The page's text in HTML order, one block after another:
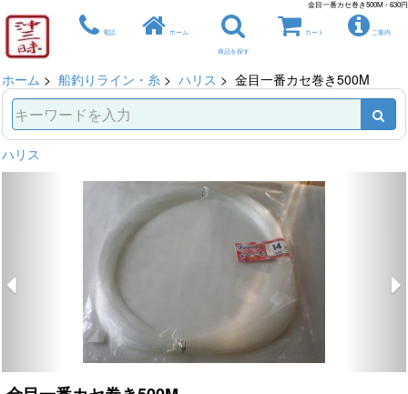
金目一番カセ巻き500M - 630円
電話 ホーム
商品を探す
カート ご案内
ホーム > 船釣りライン・糸 > ハリス > 金目一番カセ巻き500M
ハリス